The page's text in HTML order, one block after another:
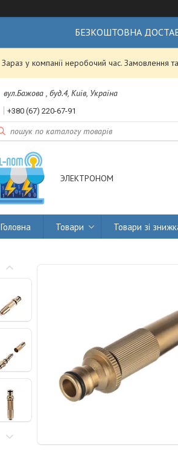
БЕЗКОШТОВНА
Зараз у компанії неробочий час. Замовлення
вул.Бажова , буд.4, Київ, Україна
+380 (67) 220-67-91
ЭЛЕКТРОНОМ
Головна Товари Товари зі